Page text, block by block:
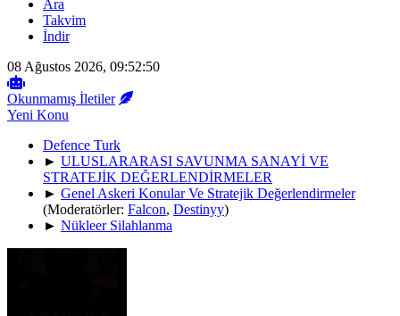
Ara
Takvim
İndir
08 Ağustos 2026, 09:52:50
Okunmamış İletiler
Yeni Konu
Defence Turk
► ULUSLARARASI SAVUNMA SANAYİ VE
STRATEJİK DEĞERLENDİRMELER
► Genel Askeri Konular Ve Stratejik Değerlendirmeler
(Moderatörler: Falcon, Destinyy)
► Nükleer Silahlanma